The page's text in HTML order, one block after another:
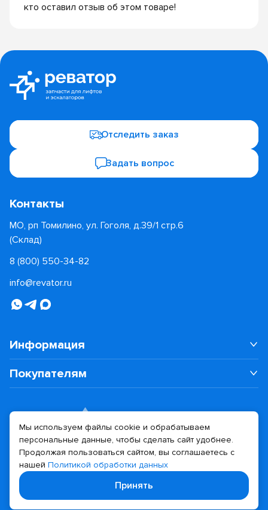
кто оставил отзыв об этом товаре!
Отследить заказ
Задать вопрос
Контакты
МО, рп Томилино, ул. Гоголя, д.39/1 стр.6
(Склад)
8 (800) 550-34-82
info@revator.ru
Информация
Покупателям
Политика конфиденциальности
Дизайн сайта Разработка сайта
Мы используем файлы cookie и обрабатываем
персональные данные, чтобы сделать сайт удобнее.
Продолжая пользоваться сайтом, вы соглашаетесь с
нашей Политикой обработки данных
Принять